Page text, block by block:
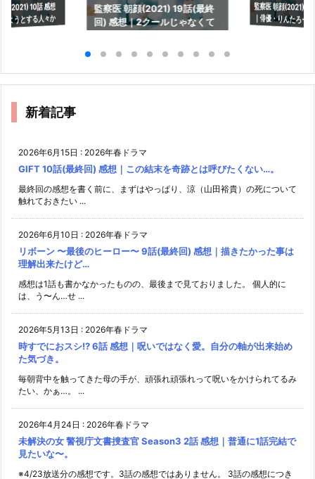
(2021) 10話 感想
ようとする人々か
監察医 朝顔(2021) 19話(最終
回) 感想｜2クールじゃなくて
監察医 朝顔(2021)
｜俳優・りんたろー
も。
新着記事
2026年6月15日 : 2026年春ドラマ
GIFT 10話(最終回) 感想｜この結末を奇跡とは呼びたくない…。
最終回の感想を書く前に、まずはやっぱり、涼（山田裕貴）の死について
触れておきたい ...
2026年6月10日 : 2026年春ドラマ
リボーン 〜最後のヒーロー〜 9話(最終回) 感想｜描きたかった事は
理解出来たけど…
感想は1話も書かなかったものの、最後まで見ておりました。 個人的に
は、う〜ん…せ ...
2026年5月13日 : 2026年春ドラマ
時すでにおスシ!? 6話 感想｜呪いではなく愛。自分の軸が出来始め
た気づき。
毎朝背中を触ってきた母の手が、頑張れ頑張れって呪いをかけられてるみ
たい、かぁ…。 ...
2026年4月24日 : 2026年春ドラマ
未解決の女 警視庁文書捜査官 Season3 2話 感想｜普通に1話完結で
見たいな〜。
※4/23放送分の感想です。3話の感想ではありません。 3話の感想につき